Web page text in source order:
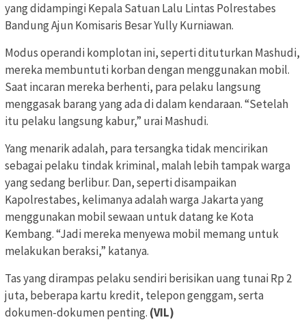
yang didampingi Kepala Satuan Lalu Lintas Polrestabes
Bandung Ajun Komisaris Besar Yully Kurniawan.
Modus operandi komplotan ini, seperti dituturkan Mashudi,
mereka membuntuti korban dengan menggunakan mobil.
Saat incaran mereka berhenti, para pelaku langsung
menggasak barang yang ada di dalam kendaraan. “Setelah
itu pelaku langsung kabur,” urai Mashudi.
Yang menarik adalah, para tersangka tidak mencirikan
sebagai pelaku tindak kriminal, malah lebih tampak warga
yang sedang berlibur. Dan, seperti disampaikan
Kapolrestabes, kelimanya adalah warga Jakarta yang
menggunakan mobil sewaan untuk datang ke Kota
Kembang. “Jadi mereka menyewa mobil memang untuk
melakukan beraksi,” katanya.
Tas yang dirampas pelaku sendiri berisikan uang tunai Rp 2
juta, beberapa kartu kredit, telepon genggam, serta
dokumen-dokumen penting. (VIL)